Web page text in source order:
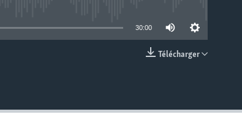
30:00
Télécharger